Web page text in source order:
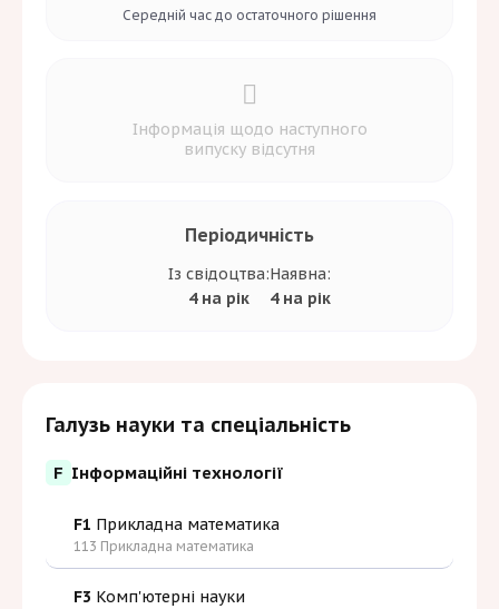
Галузь науки та спеціальність
F Інформаційні технології
F1 Прикладна математика
113 Прикладна математика
F3 Комп'ютерні науки
Середній час до остаточного рішення
Інформація щодо наступного
випуску відсутня
Періодичність
Із свідоцтва:
4 на рік
Наявна:
4 на рік